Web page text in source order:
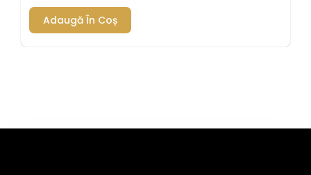
Adaugă În Coș